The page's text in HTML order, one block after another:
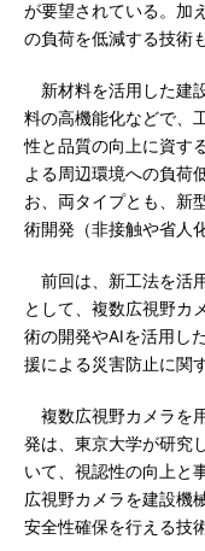
が要望されている。加
の負荷を低減する技術
新材料を活用した建
料の高機能化などで、
性と品質の向上に資す
よる周辺環境への負荷
お、両タイプとも、新
術開発（非接触や省人
前回は、新工法を活
として、複数広視野カ
術の開発やAIを活用し
援による災害防止に関
複数広視野カメラを
発は、東京大学が研究
いて、視認性の向上と
広視野カメラを建設機
安全性確保を行える技